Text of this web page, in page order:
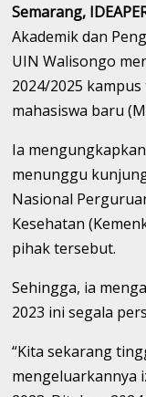
Semarang,
Akademik dan
UIN Walisongo
2024/2025
mahasiswa baru
Ia
menunggu
Nasional
Kesehatan
pihak tersebut.
Sehingga, ia
2023 ini segala
“Kita sekarang
mengeluarkannya